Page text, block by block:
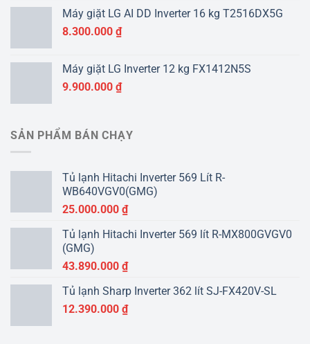
Máy giặt LG AI DD Inverter 16 kg T2516DX5G
8.300.000 ₫
Máy giặt LG Inverter 12 kg FX1412N5S
9.900.000 ₫
SẢN PHẨM BÁN CHẠY
Tủ lạnh Hitachi Inverter 569 Lít R-
WB640VGV0(GMG)
25.000.000 ₫
Tủ lạnh Hitachi Inverter 569 lít R-MX800GVGV0
(GMG)
43.890.000 ₫
Tủ lạnh Sharp Inverter 362 lít SJ-FX420V-SL
12.390.000 ₫